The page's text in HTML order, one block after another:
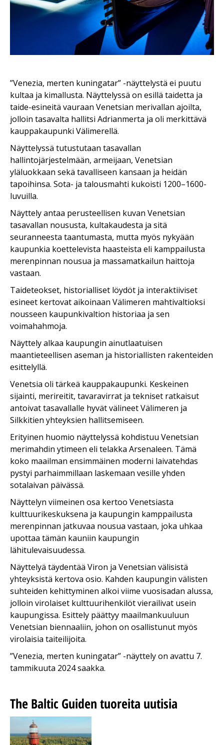
”Venezia, merten kuningatar” -näyttelystä ei puutu
kultaa ja kimallusta. Näyttelyssä on esillä taidetta ja
taide-esineitä vauraan Venetsian merivallan ajoilta,
jolloin tasavalta hallitsi Adrianmerta ja oli merkittävä
kauppakaupunki Välimerellä.
Näyttelyssä tutustutaan tasavallan
hallintojärjestelmään, armeijaan, Venetsian
yläluokkaan sekä tavalliseen kansaan ja heidän
tapoihinsa. Sota- ja talousmahti kukoisti 1200–1600-
luvuilla.
Näyttely antaa perusteellisen kuvan Venetsian
tasavallan noususta, kultakaudesta ja sitä
seuranneesta taantumasta, mutta myös nykyään
kaupunkia koettelevista haasteista eli kamppailusta
merenpinnan nousua ja massamatkailun haittoja
vastaan.
Taideteokset, historialliset löydöt ja interaktiiviset
esineet kertovat aikoinaan Välimeren mahtivaltioksi
nousseen kaupunkivaltion historiaa ja sen
voimahahmoja.
Näyttely alkaa kaupungin ainutlaatuisen
maantieteellisen aseman ja historiallisten rakenteiden
esittelyllä.
Venetsia oli tärkeä kauppakaupunki. Keskeinen
sijainti, merireitit, tavaravirrat ja tekniset ratkaisut
antoivat tasavallalle hyvät välineet Välimeren ja
Silkkitien yhteyksien hallitsemiseen.
Erityinen huomio näyttelyssä kohdistuu Venetsian
merimahdin ytimeen eli telakka Arsenaleen. Tämä
koko maailman ensimmäinen moderni laivatehdas
pystyi parhaimmillaan laskemaan vesille yhden
sotalaivan päivässä.
Näyttelyn viimeinen osa kertoo Venetsiasta
kulttuurikeskuksena ja kaupungin kamppailusta
merenpinnan jatkuvaa nousua vastaan, joka uhkaa
upottaa tämän kauniin kaupungin
lähitulevaisuudessa.
Näyttelyä täydentää Viron ja Venetsian välisistä
yhteyksistä kertova osio. Kahden kaupungin välisten
suhteiden kehittyminen alkoi viime vuosisadan alussa,
jolloin virolaiset kulttuurihenkilöt vierailivat usein
kaupungissa. Esittely päättyy maailmankuuluun
Venetsian biennaaliin, johon on osallistunut myös
virolaisia taiteilijoita.
”Venezia, merten kuningatar” -näyttely on avattu 7.
tammikuuta 2024 saakka.
The Baltic Guiden tuoreita uutisia